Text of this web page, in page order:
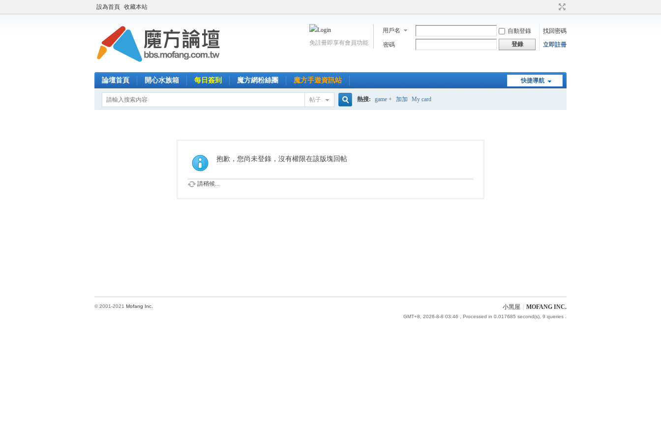
設為首頁 收藏本站
用戶名 自動登錄
找回密碼
密碼
登錄 立即註冊
免註冊即享有會員功能
快捷導航
論壇首頁 開心水族箱 每日簽到 魔方網粉絲團 魔方手遊資訊站
帖子
索
熱搜: game + 加加 My card
抱歉，您尚未登錄，沒有權限在該版塊回帖
請稍候...
小黑屋 MOFANG INC.
GMT+8, 2026-8-8 03:46 , Processed in 0.017685 second(s), 9 queries .
© 2001-2021 Mofang Inc.